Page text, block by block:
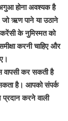
होना अवश्यक है
ऋण पाने या उठाने
के नुमिस्मत को
करनी चाहिए और
वापसी कर सकती है
है। आपको संपर्क
करने वाली